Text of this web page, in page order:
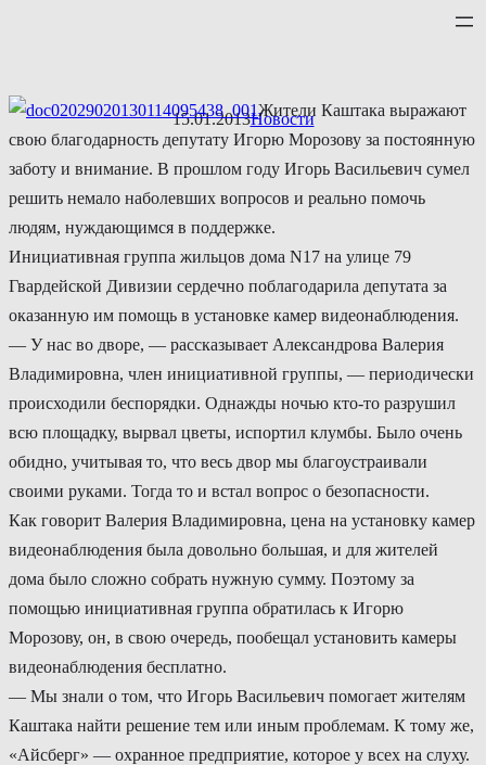
15.01.2013Новости
Жители Каштака выражают
свою благодарность депутату Игорю Морозову за постоянную
заботу и внимание. В прошлом году Игорь Васильевич сумел
решить немало наболевших вопросов и реально помочь
людям, нуждающимся в поддержке.
Инициативная группа жильцов дома N17 на улице 79
Гвардейской Дивизии сердечно поблагодарила депутата за
оказанную им помощь в установке камер видеонаблюдения.
— У нас во дворе, — рассказывает Александрова Валерия
Владимировна, член инициативной группы, — периодически
происходили беспорядки. Однажды ночью кто-то разрушил
всю площадку, вырвал цветы, испортил клумбы. Было очень
обидно, учитывая то, что весь двор мы благоустраивали
своими руками. Тогда то и встал вопрос о безопасности.
Как говорит Валерия Владимировна, цена на установку камер
видеонаблюдения была довольно большая, и для жителей
дома было сложно собрать нужную сумму. Поэтому за
помощью инициативная группа обратилась к Игорю
Морозову, он, в свою очередь, пообещал установить камеры
видеонаблюдения бесплатно.
— Мы знали о том, что Игорь Васильевич помогает жителям
Каштака найти решение тем или иным проблемам. К тому же,
«Айсберг» — охранное предприятие, которое у всех на слуху.